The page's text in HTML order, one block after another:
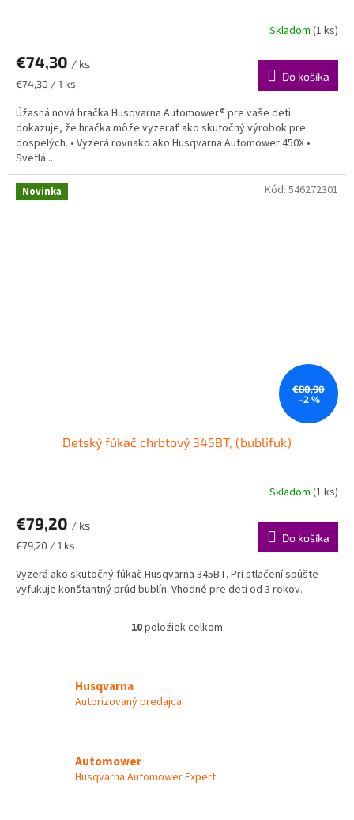
Skladom (1 ks)
€74,30 / ks
Jednotková
€74,30 / 1 ks
Do košíka
Úžasná nová hračka Husqvarna Automower® pre vaše deti
dokazuje, že hračka môže vyzerať ako skutočný výrobok pre
dospelých. • Vyzerá rovnako ako Husqvarna Automower 450X •
Svetlá...
Novinka
€80,90
–2 %
Detský fúkač chrbtový 345BT, (bublifuk)
Skladom (1 ks)
€79,20 / ks
Jednotková
€79,20 / 1 ks
Do košíka
Vyzerá ako skutočný fúkač Husqvarna 345BT. Pri stlačení spúšte
vyfukuje konštantný prúd bublín. Vhodné pre deti od 3 rokov.
Kód: 546272301
O
a
r
10položiek celkom
Husqvarna
Autorizovaný predajca
Automower
Husqvarna Automower Expert